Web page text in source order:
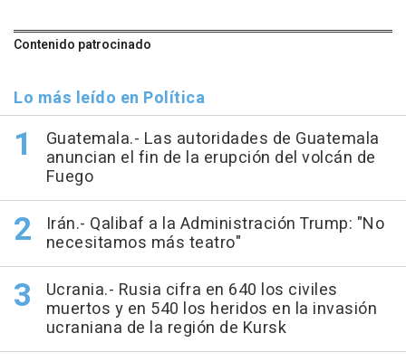
Contenido patrocinado
Lo más leído en Política
Guatemala.- Las autoridades de Guatemala
anuncian el fin de la erupción del volcán de
Fuego
Irán.- Qalibaf a la Administración Trump: "No
necesitamos más teatro"
Ucrania.- Rusia cifra en 640 los civiles
muertos y en 540 los heridos en la invasión
ucraniana de la región de Kursk